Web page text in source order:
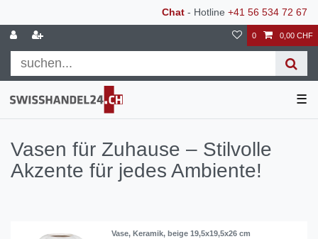
Chat - Hotline +41 56 534 72 67
0 0,00 CHF
☰
Vasen für Zuhause – Stilvolle
Akzente für jedes Ambiente!
Vase, Keramik, beige 19,5x19,5x26 cm